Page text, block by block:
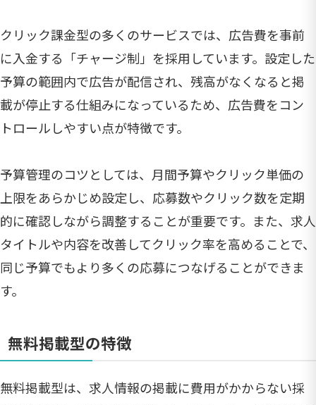
クリック課金型の多くのサービスでは、広告費を事前
に入金する「チャージ制」を採用しています。設定した
予算の範囲内で広告が配信され、残高がなくなると掲
載が停止する仕組みになっているため、広告費をコン
トロールしやすい点が特徴です。
予算管理のコツとしては、月間予算やクリック単価の
上限をあらかじめ設定し、応募数やクリック数を定期
的に確認しながら調整することが重要です。また、求人
タイトルや内容を改善してクリック率を高めることで、
同じ予算でもより多くの応募につなげることができま
す。
無料掲載型の特徴
無料掲載型は、求人情報の掲載に費用がかからない採